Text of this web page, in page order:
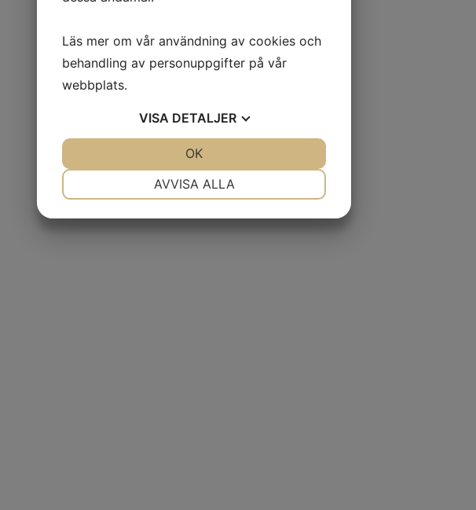
Läs mer om vår användning av cookies och
behandling av personuppgifter på vår
webbplats.
VISA DETALJER
AVVISA ALLA
OK